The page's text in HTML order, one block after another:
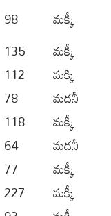
98
మక్కీ
135
మక్కీ
112
మక్కి
78
మదనీ
118
మక్కీ
64
మదనీ
77
మక్కీ
227
మక్కీ